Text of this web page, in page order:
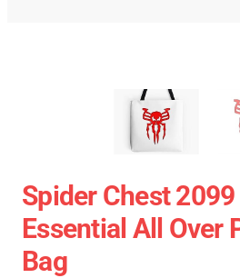
Spider Chest
Essential All Over
Bag